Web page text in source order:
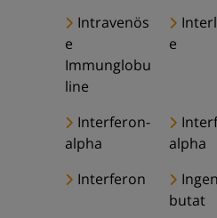
Intravenös
e
Immunglobu
line
e
Interferon-
alpha
alpha
Interferon
butat